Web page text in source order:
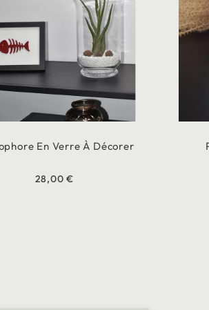
En Verre À Décorer
28,00 €